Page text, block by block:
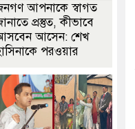
আপনাকে স্বাগত
প্রস্তুত, কীভাবে
আসেন: শেখ
পরওয়ার